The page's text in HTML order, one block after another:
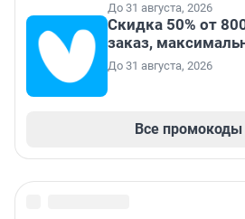
До 31 августа, 2026
Скидка 50% от
заказ,
До 31 августа, 2026
Все промокоды